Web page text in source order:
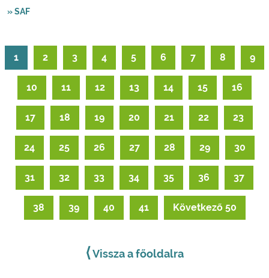
» SAF
1 2 3 4 5 6 7 8 9
10 11 12 13 14 15 16
17 18 19 20 21 22 23
24 25 26 27 28 29 30
31 32 33 34 35 36 37
38 39 40 41 Következő 50
⟨Vissza a főoldalra